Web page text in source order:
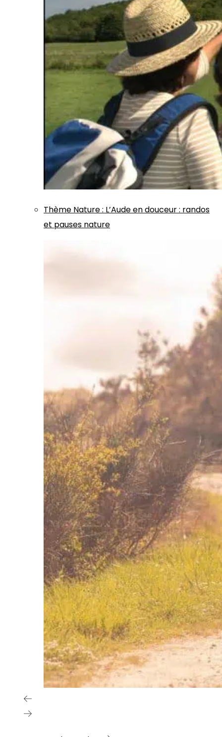
Thème Nature: L’Aude en douceur : randos
et pauses nature